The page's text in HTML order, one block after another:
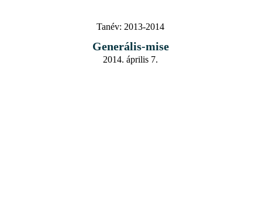
Tanév: 2013-2014
Generális-mise
2014. április 7.